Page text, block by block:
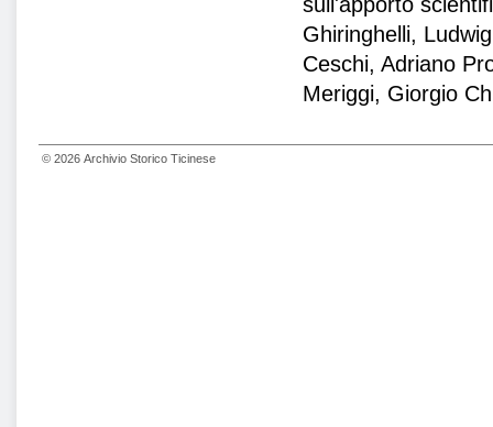
Ghiringhelli,
Ceschi, Adriano
Meriggi, Giorgio
© 2026 Archivio Storico Ticinese